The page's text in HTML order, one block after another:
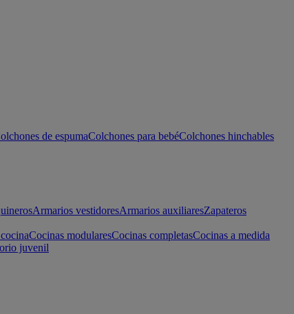
de espumaColchones para bebéColchones hinchables
Armarios vestidoresArmarios auxiliaresZapateros
Cocinas modularesCocinas completasCocinas a medida
juvenil